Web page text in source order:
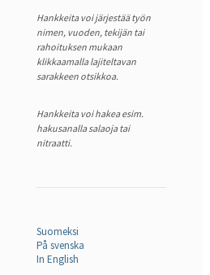
Hankkeita voi järjestää työn
nimen, vuoden, tekijän tai
rahoituksen mukaan
klikkaamalla lajiteltavan
sarakkeen otsikkoa.
Hankkeita voi hakea esim.
hakusanalla salaoja tai
nitraatti.
Suomeksi
På svenska
In English